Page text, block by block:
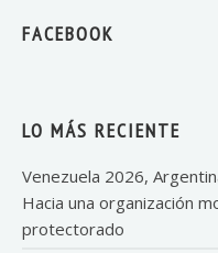
FACEBOOK
LO MÁS RECIENTE
Venezuela 2026,
Hacia una organización
protectorado